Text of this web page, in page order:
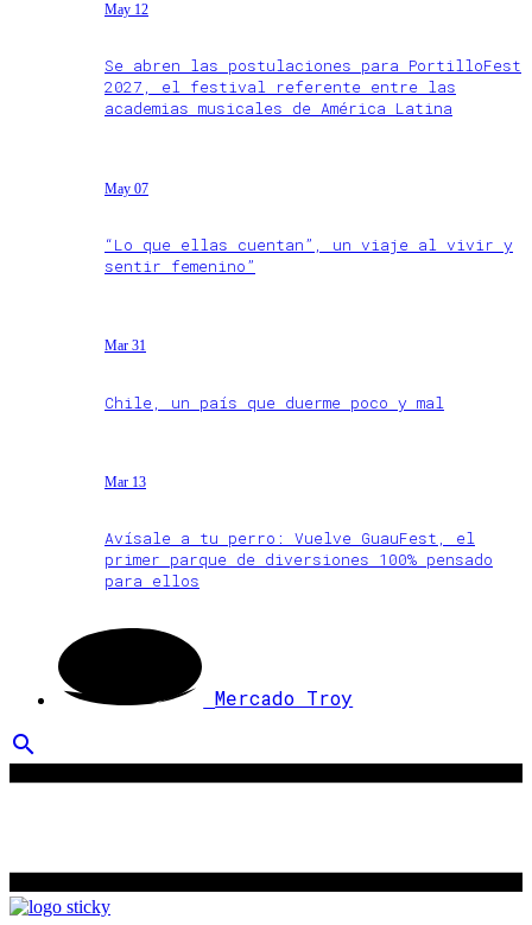
May 12
Se abren las postulaciones para PortilloFest
2027, el festival referente entre las
academias musicales de América Latina
May 07
“Lo que ellas cuentan”, un viaje al vivir y
sentir femenino”
Mar 31
Chile, un país que duerme poco y mal
Mar 13
Avísale a tu perro: Vuelve GuauFest, el
primer parque de diversiones 100% pensado
para ellos
Mercado Troy
search